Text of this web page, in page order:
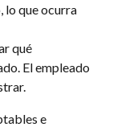
lo que ocurra
qué
El empleado
e